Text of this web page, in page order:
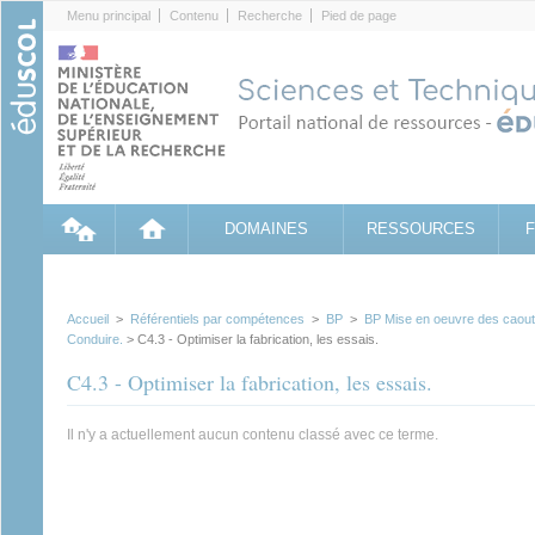
Menu principal Contenu Recherche Pied de page
DOMAINES RESSOURCES
Accueil > Référentiels par compétences > BP > BP Mise en oeuvre des
Conduire. > C4.3 - Optimiser la fabrication, les essais.
C4.3 - Optimiser la fabrication, les essais.
Il n'y a actuellement aucun contenu classé avec ce terme.